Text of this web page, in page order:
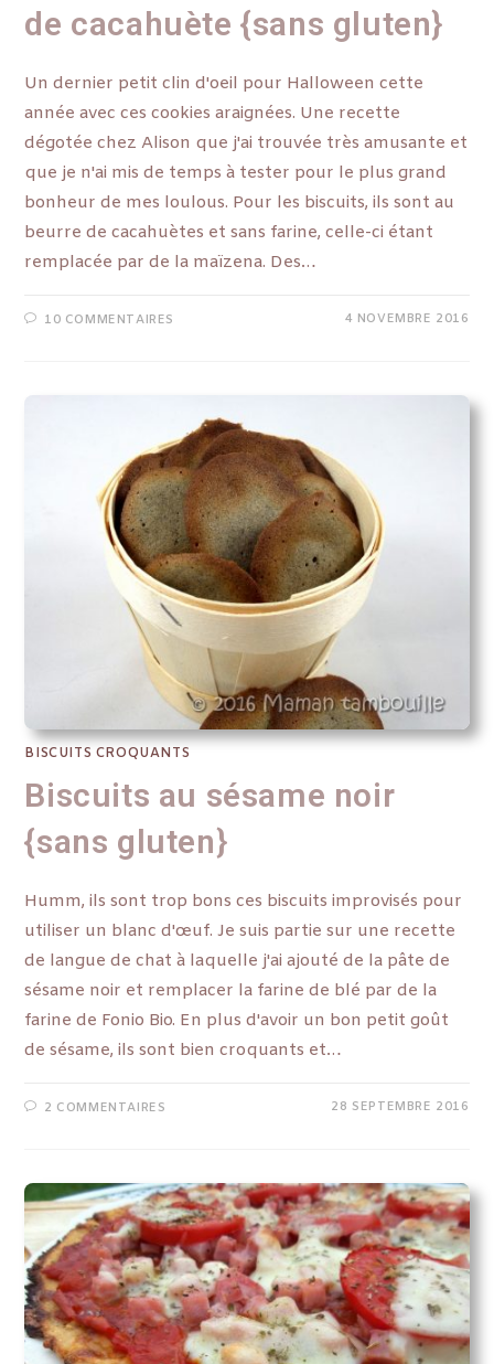
de cacahuète {sans gluten}
Un dernier petit clin d'oeil pour Halloween cette
année avec ces cookies araignées. Une recette
dégotée chez Alison que j'ai trouvée très amusante et
que je n'ai mis de temps à tester pour le plus grand
bonheur de mes loulous. Pour les biscuits, ils sont au
beurre de cacahuètes et sans farine, celle-ci étant
remplacée par de la maïzena. Des…
10 COMMENTAIRES 4 NOVEMBRE 2016
BISCUITS CROQUANTS
Biscuits au sésame noir
{sans gluten}
Humm, ils sont trop bons ces biscuits improvisés pour
utiliser un blanc d'œuf. Je suis partie sur une recette
de langue de chat à laquelle j'ai ajouté de la pâte de
sésame noir et remplacer la farine de blé par de la
farine de Fonio Bio. En plus d'avoir un bon petit goût
de sésame, ils sont bien croquants et…
2 COMMENTAIRES 28 SEPTEMBRE 2016